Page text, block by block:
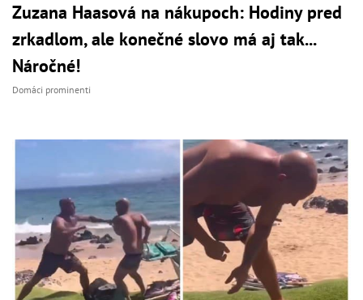
Zuzana Haasová na nákupoch: Hodiny pred
zrkadlom, ale konečné slovo má aj tak...
Náročné!
Domáci prominenti